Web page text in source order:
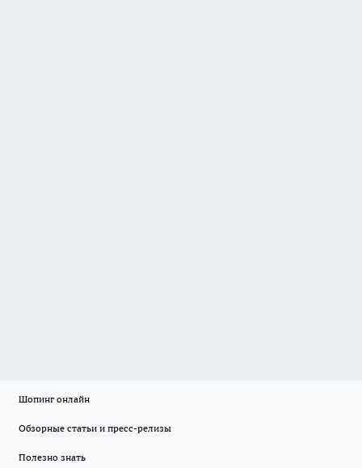
Шопинг онлайн
Обзорные статьи и пресс-релизы
Полезно знать